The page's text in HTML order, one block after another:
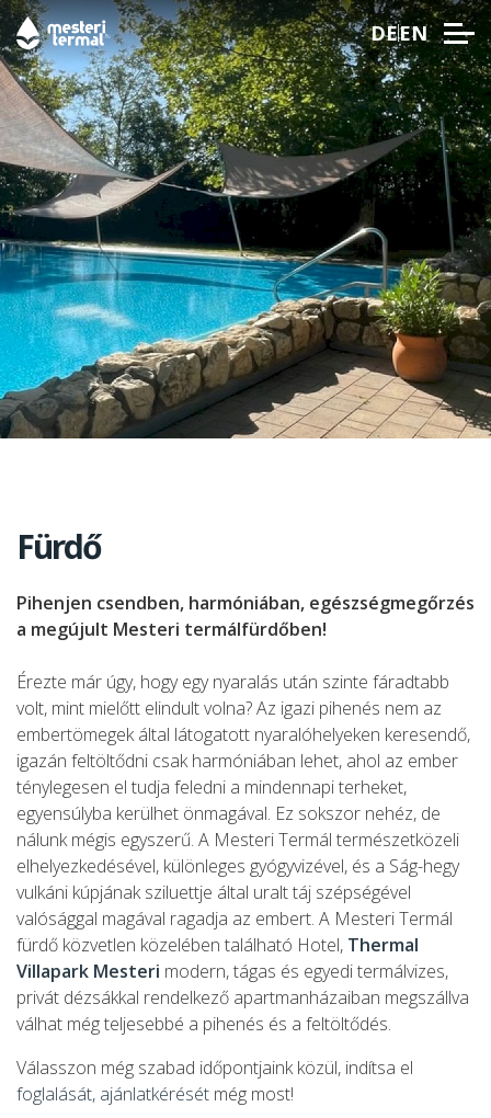
DEEN
Fürdő
Pihenjen csendben, harmóniában, egészségmegőrzés
a megújult Mesteri termálfürdőben!
Érezte már úgy, hogy egy nyaralás után szinte fáradtabb
volt, mint mielőtt elindult volna? Az igazi pihenés nem az
embertömegek által látogatott nyaralóhelyeken keresendő,
igazán feltöltődni csak harmóniában lehet, ahol az ember
ténylegesen el tudja feledni a mindennapi terheket,
egyensúlyba kerülhet önmagával. Ez sokszor nehéz, de
nálunk mégis egyszerű. A Mesteri Termál természetközeli
elhelyezkedésével, különleges gyógyvizével, és a Ság-hegy
vulkáni kúpjának sziluettje által uralt táj szépségével
valósággal magával ragadja az embert. A Mesteri Termál
fürdő közvetlen közelében található Hotel, Thermal
Villapark Mesteri modern, tágas és egyedi termálvizes,
privát dézsákkal rendelkező apartmanházaiban megszállva
válhat még teljesebbé a pihenés és a feltöltődés.
Válasszon még szabad időpontjaink közül, indítsa el
foglalását, ajánlatkérését még most!